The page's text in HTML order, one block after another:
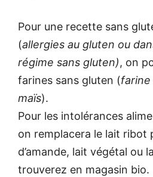
Pour une recette sans
(allergies au gluten ou
régime sans gluten), on
farines sans gluten (
maïs).
Pour les intolérances
on remplacera le lait ribot
d’amande, lait végétal ou
trouverez en magasin bio.